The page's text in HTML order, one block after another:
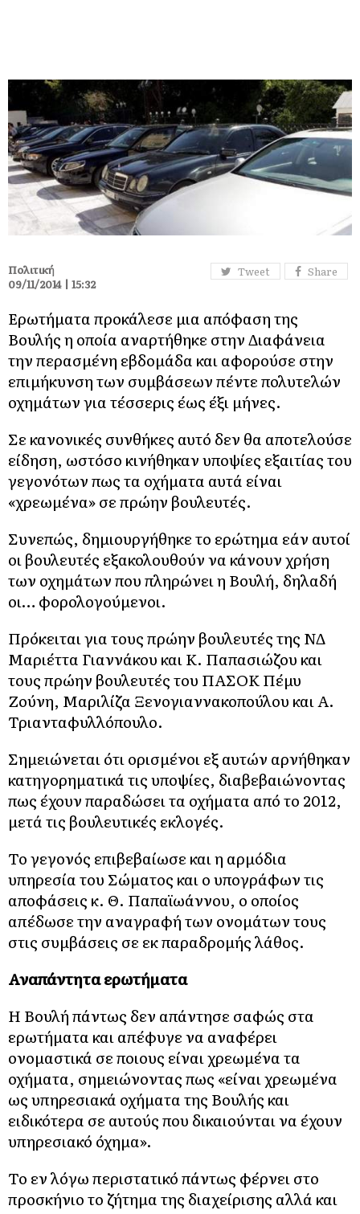
Tweet Share
Πολιτική
09/11/2014 | 15:32
Ερωτήματα προκάλεσε μια απόφαση της
Βουλής η οποία αναρτήθηκε στην Διαφάνεια
την περασμένη εβδομάδα και αφορούσε στην
επιμήκυνση των συμβάσεων πέντε πολυτελών
οχημάτων για τέσσερις έως έξι μήνες.
Σε κανονικές συνθήκες αυτό δεν θα αποτελούσε
είδηση, ωστόσο κινήθηκαν υποψίες εξαιτίας του
γεγονότων πως τα οχήματα αυτά είναι
«χρεωμένα» σε πρώην βουλευτές.
Συνεπώς, δημιουργήθηκε το ερώτημα εάν αυτοί
οι βουλευτές εξακολουθούν να κάνουν χρήση
των οχημάτων που πληρώνει η Βουλή, δηλαδή
οι… φορολογούμενοι.
Πρόκειται για τους πρώην βουλευτές της ΝΔ
Μαριέττα Γιαννάκου και Κ. Παπασιώζου και
τους πρώην βουλευτές του ΠΑΣΟΚ Πέμυ
Ζούνη, Μαριλίζα Ξενογιαννακοπούλου και Α.
Τριανταφυλλόπουλο.
Σημειώνεται ότι ορισμένοι εξ αυτών αρνήθηκαν
κατηγορηματικά τις υποψίες, διαβεβαιώνοντας
πως έχουν παραδώσει τα οχήματα από το 2012,
μετά τις βουλευτικές εκλογές.
Το γεγονός επιβεβαίωσε και η αρμόδια
υπηρεσία του Σώματος και ο υπογράφων τις
αποφάσεις κ. Θ. Παπαϊωάννου, ο οποίος
απέδωσε την αναγραφή των ονομάτων τους
στις συμβάσεις σε εκ παραδρομής λάθος.
Αναπάντητα ερωτήματα
Η Βουλή πάντως δεν απάντησε σαφώς στα
ερωτήματα και απέφυγε να αναφέρει
ονομαστικά σε ποιους είναι χρεωμένα τα
οχήματα, σημειώνοντας πως «είναι χρεωμένα
ως υπηρεσιακά οχήματα της Βουλής και
ειδικότερα σε αυτούς που δικαιούνται να έχουν
υπηρεσιακό όχημα».
Το εν λόγω περιστατικό πάντως φέρνει στο
προσκήνιο το ζήτημα της διαχείρισης αλλά και